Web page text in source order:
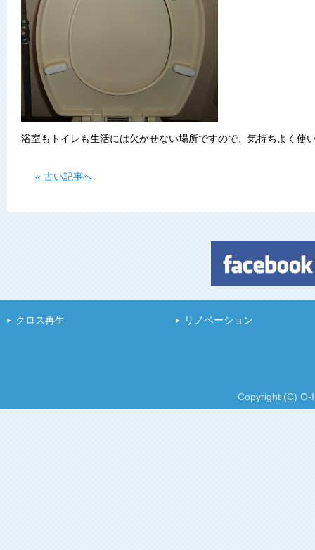
浴室もトイレも生活には欠かせない場所ですので、気持ちよく使
« 古い記事へ
クロス再生 リノベーション
Copyright (C) O-